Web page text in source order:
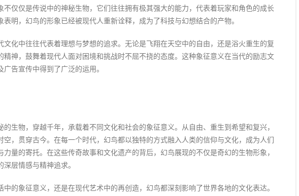
不仅仅是传说中的神秘生物，它们往往拥有极其强大的能力，代表着玩家和角色的成长
表明，幻鸟的形象已经被现代人重新诠释，成为了科技与幻想结合的产物。
文化中往往代表着理想与梦想的追求。无论是飞翔在天空中的自由，还是浴火重生的复
精神，鼓舞着现代人面对困境和挑战时不屈不挠的态度。这种象征意义在当代的励志文
广告宣传中得到了广泛的运用。
的生物，穿越千年，承载着不同文化和社会的象征意义。从自由、重生到希望和复兴，
空，贯穿古今。在每一个时代，幻鸟都以独特的方式融入人类的信仰与文化，成为人们
力量的寄托。在这些传奇故事和文化遗产的背后，幻鸟展现的不仅是奇幻的生物形象，
深层情感与精神追求。
中的象征意义，还是在现代艺术中的再创造，幻鸟都深刻影响了世界各地的文化表达。